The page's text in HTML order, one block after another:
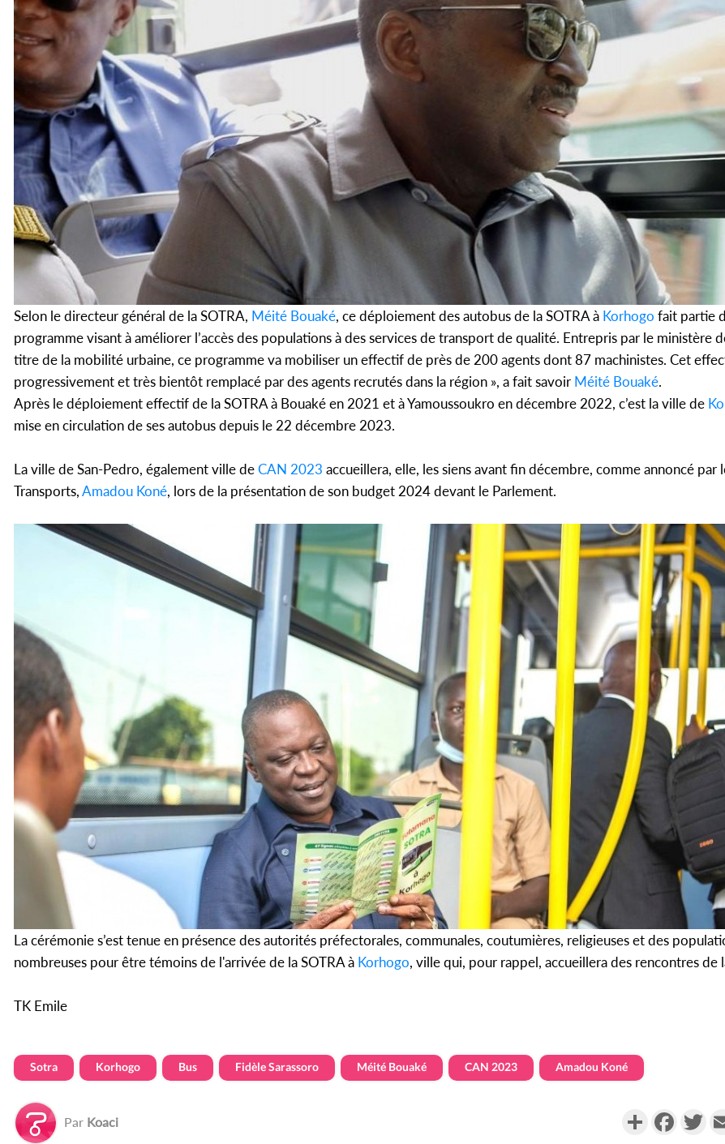
Selon le directeur général de la SOTRA, Méité Bouaké, ce déploiement des autobus de la SOTRA à Korhogo fait partie
programme visant à améliorer l’accès des populations à des services de transport de qualité. Entrepris par le ministère
titre de la mobilité urbaine, ce programme va mobiliser un effectif de près de 200 agents dont 87 machinistes. Cet
progressivement et très bientôt remplacé par des agents recrutés dans la région », a fait savoir Méité Bouaké.
Après le déploiement effectif de la SOTRA à Bouaké en 2021 et à Yamoussoukro en décembre 2022, c’est la ville de
mise en circulation de ses autobus depuis le 22 décembre 2023.
La ville de San-Pedro, également ville deCAN 2023 accueillera, elle, les siens avant fin décembre, comme annoncé par
Transports,Amadou Koné, lors de la présentation de son budget 2024 devant le Parlement.
La cérémonie s’est tenue en présence des autorités préfectorales, communales, coutumières, religieuses et des
nombreuses pour être témoins de l'arrivée de la SOTRA à Korhogo, ville qui, pour rappel, accueillera des rencontres de
TK Emile
Sotra Korhogo Bus Fidèle Sarassoro Méité Bouaké CAN 2023 Amadou Koné
Par Koaci Partager